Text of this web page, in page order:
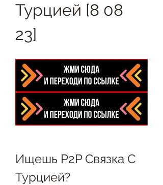
Турцией [8 08
23]
Ищешь P2P Связка С
Турцией?